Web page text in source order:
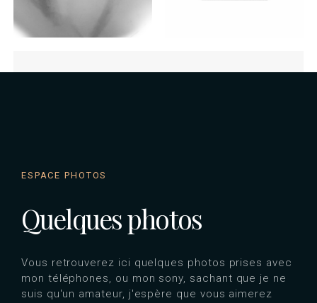
ESPACE PHOTOS
Quelques photos
Vous retrouverez ici quelques photos prises avec
mon téléphones, ou mon sony, sachant que je ne
suis qu'un amateur, j'espère que vous aimerez